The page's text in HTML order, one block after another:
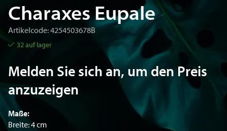
Charaxes Eupale
Artikelcode: 4254503678B
32 auf lager
Melden Sie sich an, um den Preis
anzuzeigen
Maße:
Breite: 4 cm